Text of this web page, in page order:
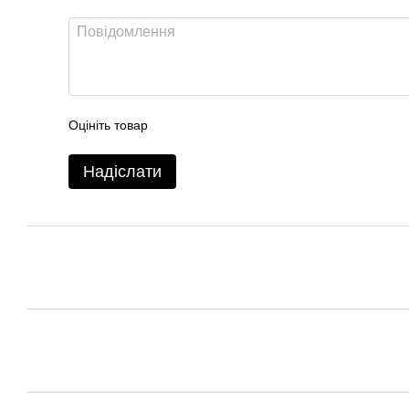
Оцініть товар
Надіслати